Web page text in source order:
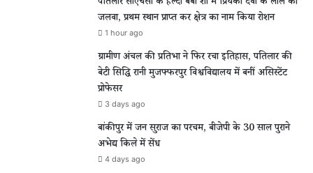
जलवा, प्रथम स्थान प्राप्त कर क्षेत्र का नाम किया रोशन
1 hour ago
ग्रामीण अंचल की प्रतिभा ने फिर रचा इतिहास, पतिलार की
बेटी सिद्धि रानी मुजफ्फरपुर विश्वविद्यालय में बनीं असिस्टेंट
प्रोफेसर
3 days ago
बांकीपुर में जन सुराज का परचम, बीजेपी के 30 साल पुराने
अभेद्य किले में सेंध
4 days ago